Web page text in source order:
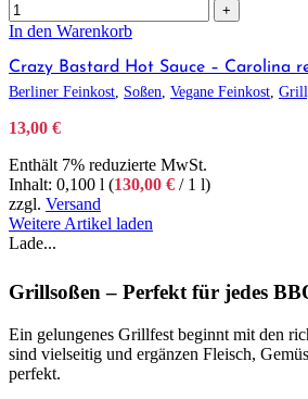
+
In den Warenkorb
Crazy Bastard Hot Sauce – Carolina
Berliner Feinkost Soßen Vegane Feinkost
13,00 €
Enthält 7% reduzierte MwSt.
Inhalt: 0,100 l (130,00 € / 1 l)
zzgl. Versand
Weitere Artikel laden
Lade...
Grillsoßen – Perfekt für jedes
Ein gelungenes Grillfest beginnt mit den
sind vielseitig und ergänzen Fleisch,
perfekt.